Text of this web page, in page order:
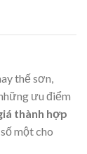
thế sơn,
ưu điểm
thành hợp
một cho